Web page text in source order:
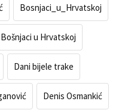
Bosnjaci_u_Hrvatskoj
Bošnjaci u Hrvatskoj
Dani bijele trake
Denis Osmankić